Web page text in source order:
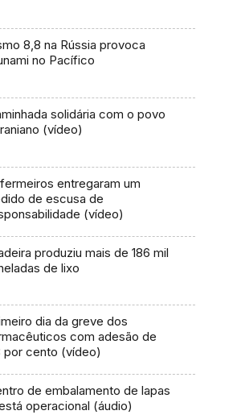
8,8 na Rússia provoca
no Pacífico
solidária com o povo
(vídeo)
entregaram um
de escusa de
(vídeo)
produziu mais de 186 mil
de lixo
dia da greve dos
com adesão de
por cento (vídeo)
de embalamento de lapas
operacional (áudio)